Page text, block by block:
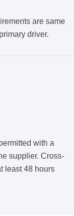
are same
driver.
with a
supplier. Cross-
least 48 hours